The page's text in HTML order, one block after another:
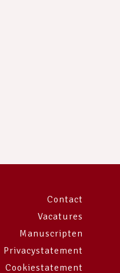
Contact
Vacatures
Manuscripten
Privacystatement
Cookiestatement